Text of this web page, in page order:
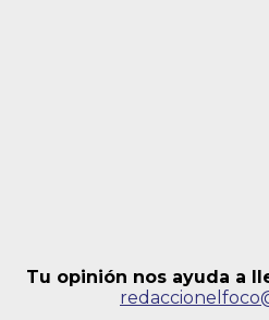
Tu opinión nos ayuda a